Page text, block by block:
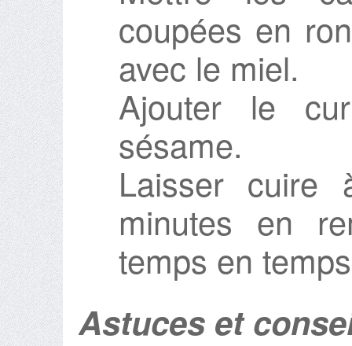
coupées en
avec le miel.
Ajouter le
sésame.
Laisser cuire
minutes en
temps en
Astuces et